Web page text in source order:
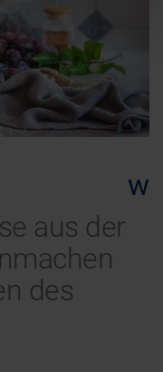
w
aus der
des